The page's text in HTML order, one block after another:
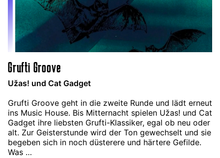
Grufti Groove
Užas! und Cat Gadget
Grufti Groove geht in die zweite Runde und lädt erneut
ins Music House. Bis Mitternacht spielen Užas! und Cat
Gadget ihre liebsten Grufti-Klassiker, egal ob neu oder
alt. Zur Geisterstunde wird der Ton gewechselt und sie
begeben sich in noch düsterere und härtere Gefilde.
Was …